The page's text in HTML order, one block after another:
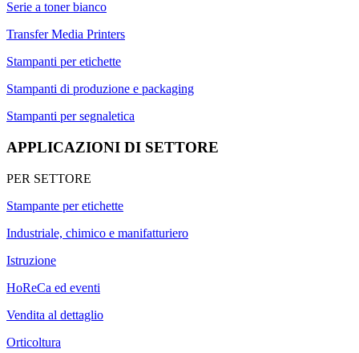
Serie a toner bianco
Transfer Media Printers
Stampanti per etichette
Stampanti di produzione e packaging
Stampanti per segnaletica
APPLICAZIONI DI SETTORE
PER SETTORE
Stampante per etichette
Industriale, chimico e manifatturiero
Istruzione
HoReCa ed eventi
Vendita al dettaglio
Orticoltura